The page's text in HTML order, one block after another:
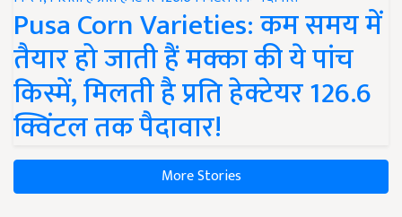
Pusa Corn Varieties: कम समय में
तैयार हो जाती हैं मक्का की ये पांच
किस्में, मिलती है प्रति हेक्टेयर 126.6
क्विंटल तक पैदावार!
More Stories